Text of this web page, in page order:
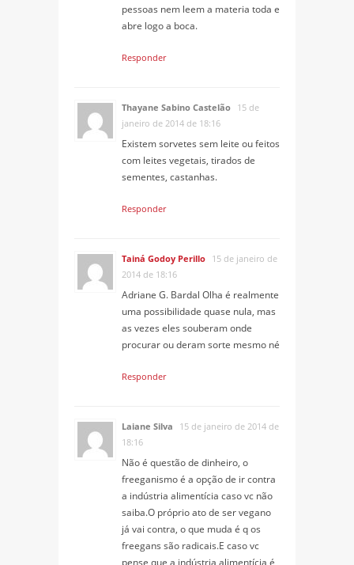
pessoas nem leem a materia toda e
abre logo a boca.
Responder
Thayane Sabino Castelão 15 de
janeiro de 2014 de 18:16
Existem sorvetes sem leite ou feitos
com leites vegetais, tirados de
sementes, castanhas.
Responder
Tainá Godoy Perillo 15 de janeiro de
2014 de 18:16
Adriane G. Bardal Olha é realmente
uma possibilidade quase nula, mas
as vezes eles souberam onde
procurar ou deram sorte mesmo né
Responder
Laiane Silva
15 de janeiro de 2014 de
18:16
Não é questão de dinheiro, o
freeganismo é a opção de ir contra
a indústria alimentícia caso vc não
saiba.O próprio ato de ser vegano
já vai contra, o que muda é q os
freegans são radicais.E caso vc
pense que a indústria alimentícia é